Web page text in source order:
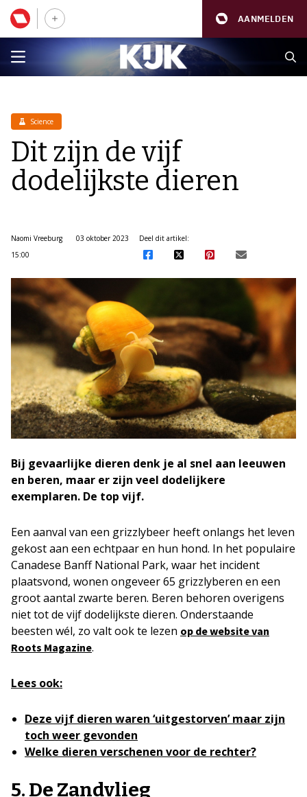
AANMELDEN
Science
Dit zijn de vijf
dodelijkste dieren
Naomi Vreeburg
03 oktober 2023
15:00
Deel dit artikel:
Bij gevaarlijke dieren denk je al snel aan leeuwen
en beren, maar er zijn veel dodelijkere
exemplaren. De top vijf.
Een aanval van een grizzlybeer heeft onlangs het leven
gekost aan een echtpaar en hun hond. In het populaire
Canadese Banff National Park, waar het incident
plaatsvond, wonen ongeveer 65 grizzlyberen en een
groot aantal zwarte beren. Beren behoren overigens
niet tot de vijf dodelijkste dieren. Onderstaande
beesten wél, zo valt ook te lezen op de website van
Roots Magazine.
Lees ook:
Deze vijf dieren waren ‘uitgestorven’ maar zijn
toch weer gevonden
Welke dieren verschenen voor de rechter?
5. De Zandvlieg